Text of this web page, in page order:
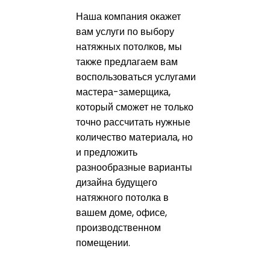
Наша компания окажет
вам услуги по выбору
натяжных потолков, мы
также предлагаем вам
воспользоваться услугами
мастера-замерщика,
который сможет не только
точно рассчитать нужные
количество материала, но
и предложить
разнообразные варианты
дизайна будущего
натяжного потолка в
вашем доме, офисе,
производственном
помещении.